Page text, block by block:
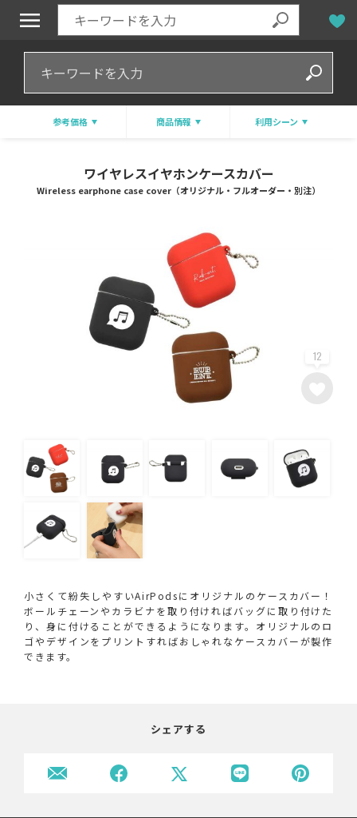
参考価格 商品情報 利用シーン
ワイヤレスイヤホンケースカバー
Wireless earphone case cover（オリジナル・フルオーダー・別注）
12
小さくて紛失しやすいAirPodsにオリジナルのケースカバー！
ボールチェーンやカラビナを取り付ければバッグに取り付けた
り、身に付けることができるようになります。オリジナルのロ
ゴやデザインをプリントすればおしゃれなケースカバーが製作
できます。
シェアする